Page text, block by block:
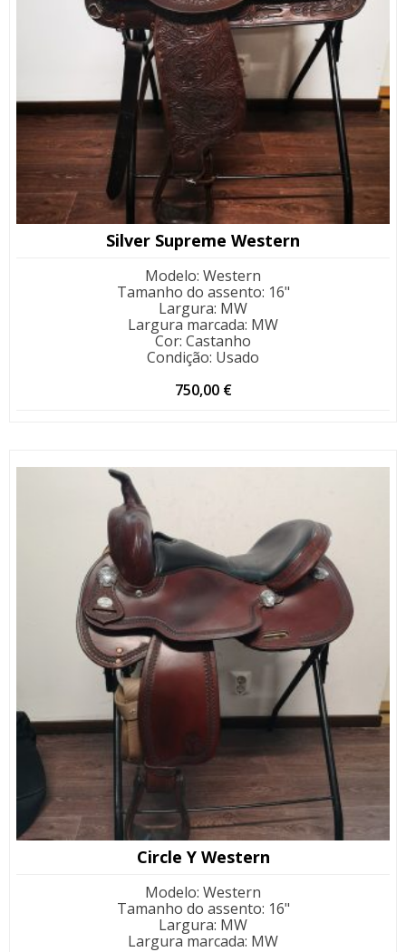
Silver Supreme Western
Modelo: Western
Tamanho do assento: 16"
Largura: MW
Largura marcada: MW
Cor: Castanho
Condição: Usado
750,00 €
Circle Y Western
Modelo: Western
Tamanho do assento: 16"
Largura: MW
Largura marcada: MW